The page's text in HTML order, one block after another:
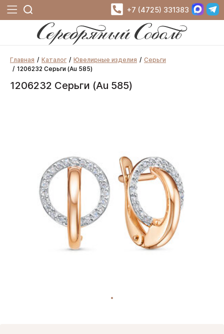
+7 (4725) 331383
Главная Каталог Ювелирные изделия
Серьги
1206232 Серьги (Au 585)
1206232 Серьги (Au 585)